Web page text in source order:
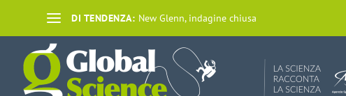
DI TENDENZA: New Glenn, indagine chiusa